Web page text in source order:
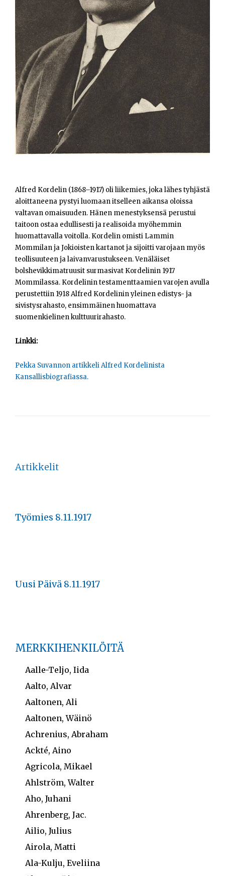
Opiskelijat
Haku:
Alfred Kordelin (1868–1917) oli liikemies, joka lähes tyhjästä
aloittaneena pystyi luomaan itselleen aikansa oloissa
valtavan omaisuuden. Hänen menestyksensä perustui
taitoon ostaa edullisesti ja realisoida myöhemmin
huomattavalla voitolla. Kordelin omisti Lammin
Mommilan ja Jokioisten kartanot ja sijoitti varojaan myös
teollisuuteen ja laivanvarustukseen. Venäläiset
bolshevikkimatruusit surmasivat Kordelinin 1917
Mommilassa. Kordelinin testamenttaamien varojen avulla
perustettiin 1918 Alfred Kordelinin yleinen edistys- ja
sivistysrahasto, ensimmäinen huomattava
suomenkielinen kulttuurirahasto.
Linkki:
Pekka Suvannon artikkeli Alfred Kordelinista
Kansallisbiografiassa.
Artikkelit
Työmies 8.11.1917
Uusi Päivä 8.11.1917
MERKKIHENKILÖITÄ
Aalle-Teljo, Iida
Aalto, Alvar
Aaltonen, Ali
Aaltonen, Wäinö
Achrenius, Abraham
Ackté, Aino
Agricola, Mikael
Ahlström, Walter
Aho, Juhani
Ahrenberg, Jac.
Ailio, Julius
Airola, Matti
Ala-Kulju, Eveliina